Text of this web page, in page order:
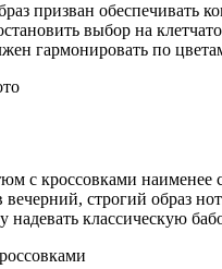
призван
выбор на
гармонировать по
с кроссовками
строгий образ
надевать классическую